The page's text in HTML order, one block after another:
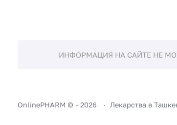
ИНФОРМАЦИЯ НА САЙТЕ НЕ
OnlinePHARM © - 2026 Лекарства в